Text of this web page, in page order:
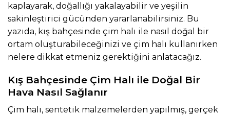
kaplayarak, doğallığı yakalayabilir ve yeşilin
sakinleştirici gücünden yararlanabilirsiniz. Bu
yazıda, kış bahçesinde çim halı ile nasıl doğal bir
ortam oluşturabileceğinizi ve çim halı kullanırken
nelere dikkat etmeniz gerektiğini anlatacağız.
Kış Bahçesinde Çim Halı ile Doğal Bir
Hava Nasıl Sağlanır
Çim halı, sentetik malzemelerden yapılmış, gerçek